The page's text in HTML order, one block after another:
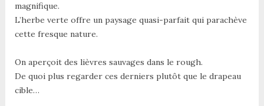
magnifique.
L’herbe verte offre un paysage quasi-parfait qui parachève
cette fresque nature.
On aperçoit des lièvres sauvages dans le rough.
De quoi plus regarder ces derniers plutôt que le drapeau
cible…